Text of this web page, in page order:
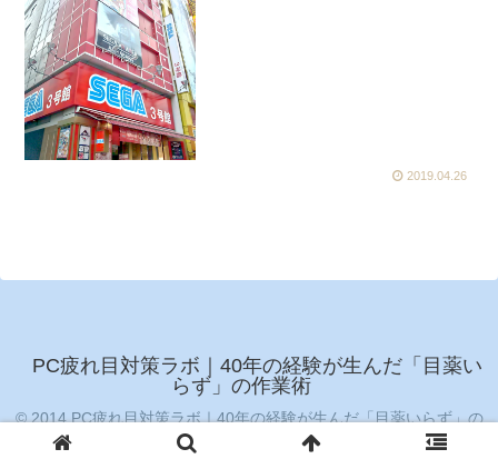
2019.04.26
PC疲れ目対策ラボ｜40年の経験が生んだ「目薬い
らず」の作業術
© 2014 PC疲れ目対策ラボ｜40年の経験が生んだ「目薬いらず」の